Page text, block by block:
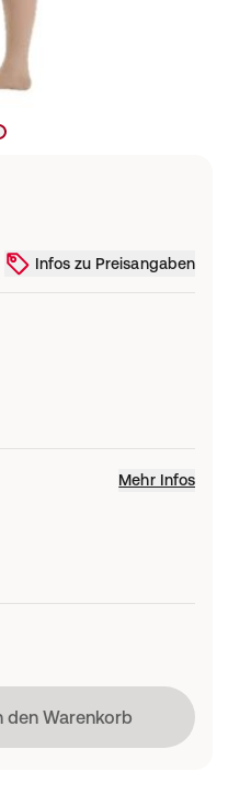
Infos zu Preisangaben
Mehr Infos
den Warenkorb